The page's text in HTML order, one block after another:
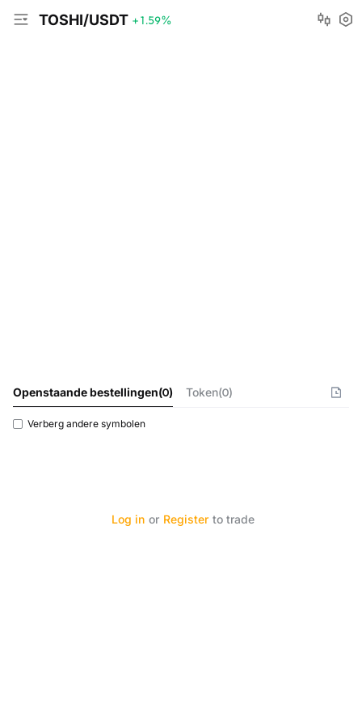
TOSHI/USDT +1.59%
Openstaande bestellingen(0) Token(0)
Verberg andere symbolen
Log in or Register to trade